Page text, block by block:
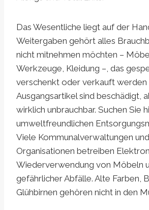
Das Wesentliche liegt auf der
Weitergaben gehört alles
nicht mitnehmen möchten –
Werkzeuge, Kleidung –, das
verschenkt oder verkauft werden
Ausgangsartikel sind beschädigt,
wirklich unbrauchbar. Suchen Sie
umweltfreundlichen
Viele Kommunalverwaltungen
Organisationen betreiben
Wiederverwendung von Möbeln
gefährlicher Abfälle. Alte Farben,
Glühbirnen gehören nicht in den